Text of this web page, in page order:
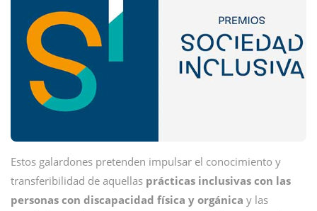
Estos galardones pretenden impulsar el conocimiento y
transferibilidad de aquellas prácticas inclusivas con las
personas con discapacidad física y orgánica y las